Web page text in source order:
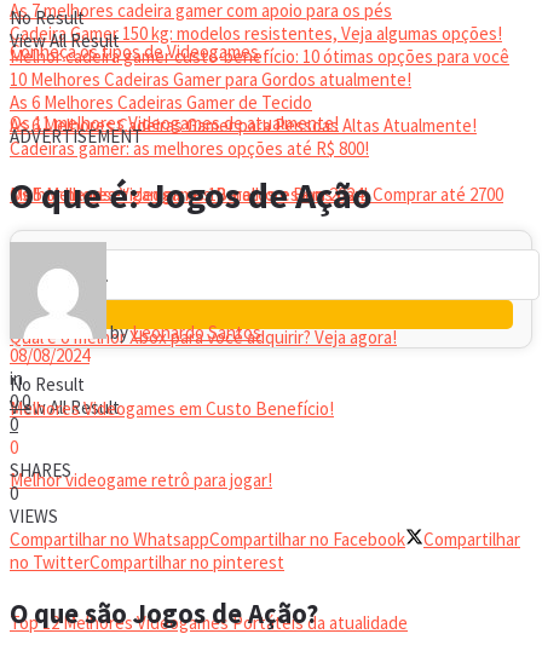
As 7 melhores cadeira gamer com apoio para os pés
Cadeira Gamer 150 kg: modelos resistentes, Veja algumas opções!
Melhor cadeira gamer custo-benefício: 10 ótimas opções para você
10 Melhores Cadeiras Gamer para Gordos atualmente!
As 6 Melhores Cadeiras Gamer de Tecido
As 6 Melhores Cadeiras Gamer para Pessoas Altas Atualmente!
Cadeiras gamer: as melhores opções até R$ 800!
Melhor headset gamer: os 10 melhores em 2024!
No Result
View All Result
Conheça os tipos de Videogames
Os 11 melhores Videogames de atualmente!
Os 5 Melhores Videogames Baratos e Bons para Comprar até 2700
Reais
Qual é o melhor Xbox para você adquirir? Veja agora!
Melhores Videogames em Custo Benefício!
Melhor videogame retrô para jogar!
VIDEOGAMES PORTÁTEIS
Top 12 Melhores Videogames Portáteis da atualidade
No Result
View All Result
ADVERTISEMENT
O que é: Jogos de Ação
byLeonardo Santos
08/08/2024
in
00
0
0
SHARES
0
VIEWS
Compartilhar no WhatsappCompartilhar no Facebook
Compartilhar
no TwitterCompartilhar no pinterest
O que são Jogos de Ação?